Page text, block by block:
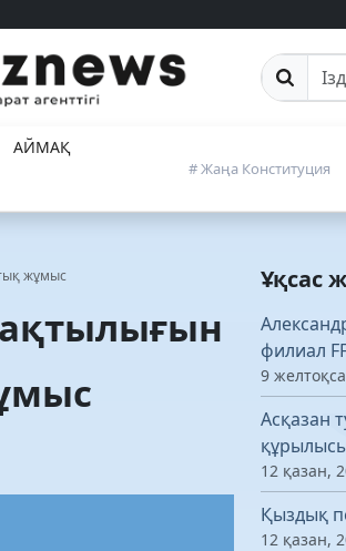
Сайттан
АЙМАҚ
# Жаңа Конституция
жұмыс Ұқсас
филиал
9
Асқазан
12 қазан,
Қыздық
12 қазан,